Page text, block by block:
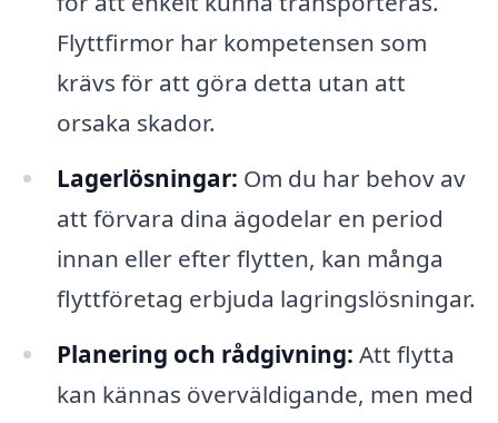
Flyttfirmor har kompetensen som
krävs för att göra detta utan att
orsaka skador.
Lagerlösningar: Om du har behov av
att förvara dina ägodelar en period
innan eller efter flytten, kan många
flyttföretag erbjuda lagringslösningar.
Planering och rådgivning: Att flytta
kan kännas överväldigande, men med